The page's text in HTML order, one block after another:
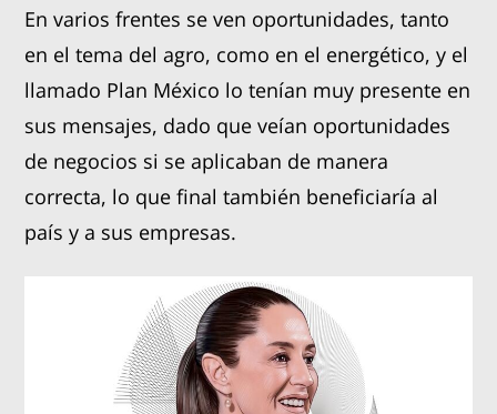
En varios frentes se ven oportunidades, tanto
en el tema del agro, como en el energético, y el
llamado Plan México lo tenían muy presente en
sus mensajes, dado que veían oportunidades
de negocios si se aplicaban de manera
correcta, lo que final también beneficiaría al
país y a sus empresas.